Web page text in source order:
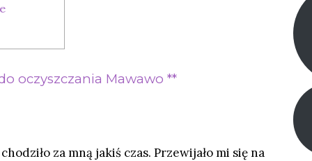
oczyszczania Mawawo **
za mną jakiś czas. Przewijało mi się na